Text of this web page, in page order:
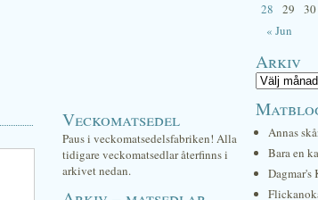
Veckomatsedel
Paus i veckomatsedelsfabriken! Alla
tidigare veckomatsedlar återfinns i
arkivet nedan.
« Jun
28
29 30
Arkiv
Annas
Bara en
Dagmar's